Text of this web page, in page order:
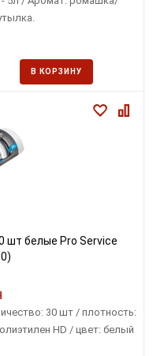
В КОРЗИНУ
шт белые Pro Service
30 шт / плотность:
HD / цвет: белый